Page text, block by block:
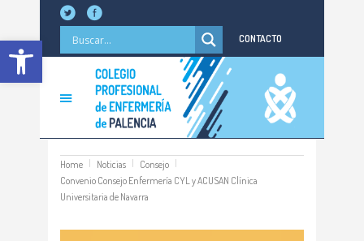
Abrir barra de herramientas CONTACTO
Home Noticias
Consejo
Convenio Consejo Enfermería CYL y ACUSAN Clínica
Universitaria de Navarra